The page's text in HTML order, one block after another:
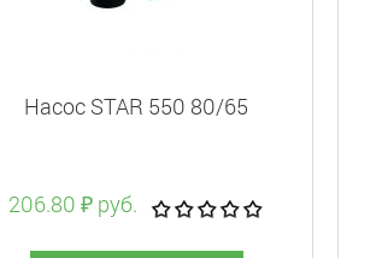
Насос STAR 550 80/65
206.80 ₽ руб.